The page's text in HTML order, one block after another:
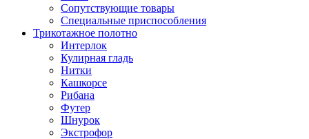
Сопутствующие товары
Специальные приспособления
Трикотажное полотно
Интерлок
Кулирная гладь
Нитки
Кашкорсе
Рибана
Футер
Шнурок
Экстрофор